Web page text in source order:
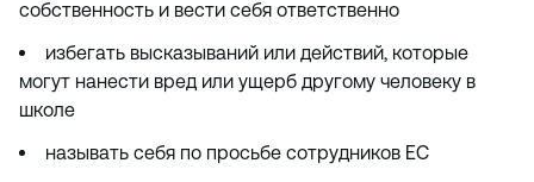
собственность и вести себя ответственно
избегать высказываний или действий, которые
могут нанести вред или ущерб другому человеку в
школе
называть себя по просьбе сотрудников EC